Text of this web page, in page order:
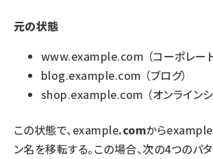
元の状態
www.example.com （コーポレート
blog.example.com （ブログ）
shop.example.com （オンラインシ
この状態で、example.comからexample
ン名を移転する。この場合、次の4つのパ